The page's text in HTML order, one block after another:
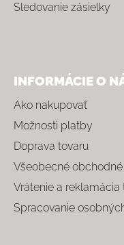
Sledovanie zásielky
INFORMÁCIE O
Ako nakupovať
Možnosti platby
Doprava tovaru
Všeobecné
Vrátenie a reklamácia
Spracovanie